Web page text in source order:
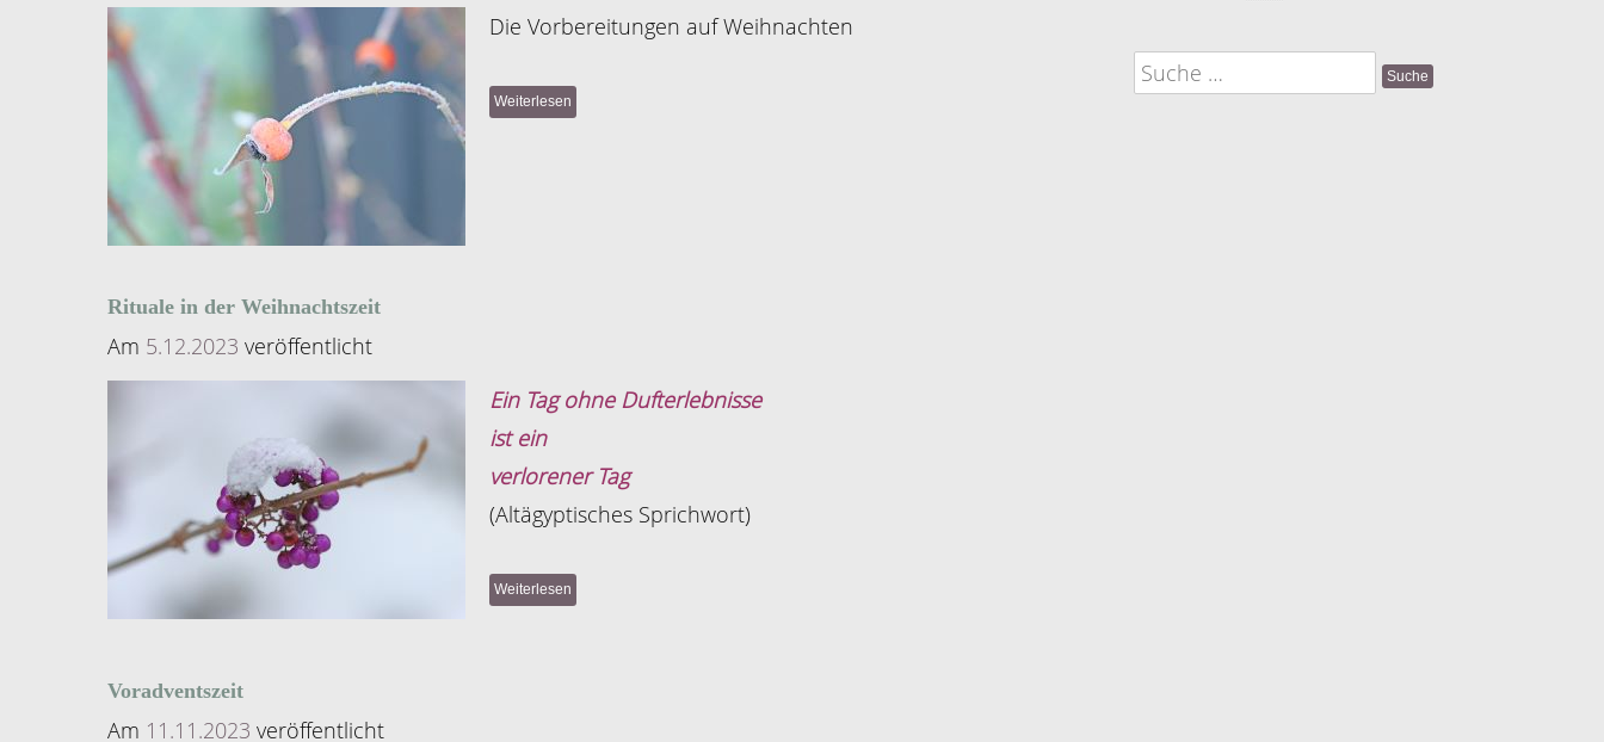
Die Vorbereitungen auf Weihnachten
Weiterlesen
Rituale in der Weihnachtszeit
Am 5.12.2023 veröffentlicht
Ein Tag ohne Dufterlebnisse
ist ein
verlorener Tag
(Altägyptisches Sprichwort)
Weiterlesen
Voradventszeit
Am 11.11.2023 veröffentlicht
Suche